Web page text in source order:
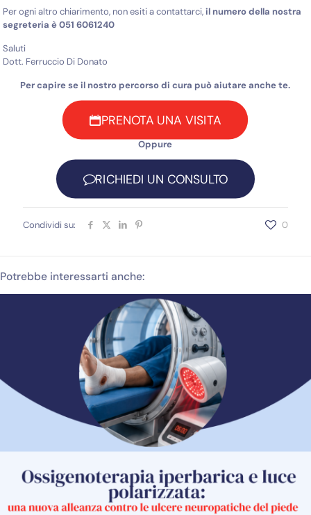
Per ogni altro chiarimento, non esiti a contattarci,il numero della nostra
segreteria è 051 6061240
Saluti
Dott. Ferruccio Di Donato
Per capire se il nostro percorso di cura può aiutare anche te.
PRENOTA UNA VISITA
Oppure
RICHIEDI UN CONSULTO
Condividi su: 0
Potrebbe interessarti anche: